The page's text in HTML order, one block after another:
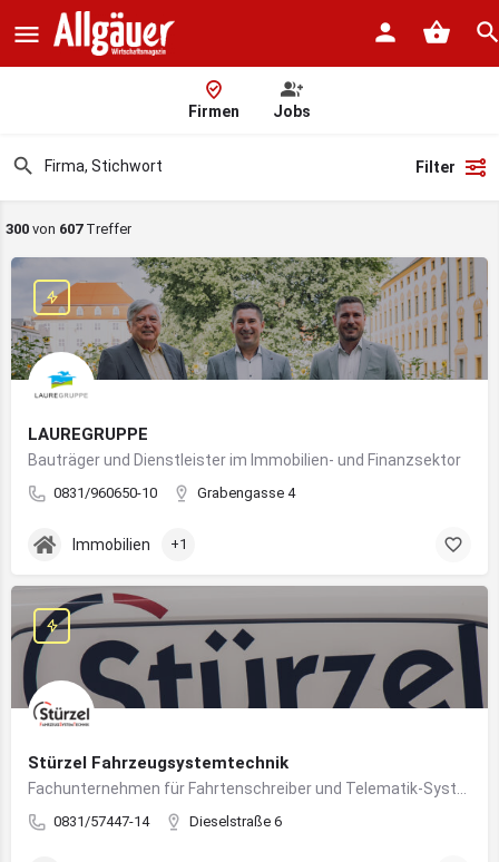
Firmen Jobs
Filter
300 von 607Treffer
LAUREGRUPPE
Bauträger und Dienstleister im Immobilien- und Finanzsektor
0831/960650-10 Grabengasse 4
Immobilien +1
Stürzel Fahrzeugsystemtechnik
0831/57447-14 Dieselstraße 6